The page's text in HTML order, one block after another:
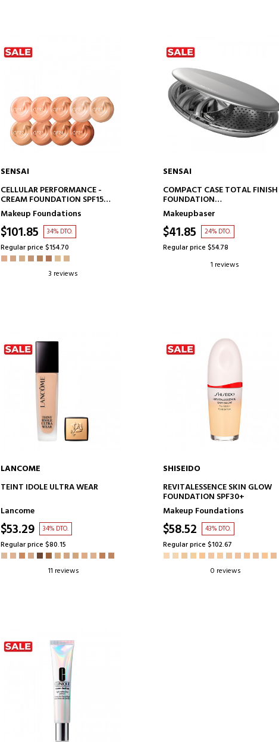
ADD TO CART
SENSAI
CELLULAR PERFORMANCE -
CREAM FOUNDATION SPF15
ANTI-AGING CREME MED
MAKEUP
Makeup Foundations
$101.85 34% DTO.
Regular price $154.70
3 reviews
ADD TO CART
SENSAI
COMPACT CASE TOTAL FINISH
FOUNDATION
MAKEUP-BASISETUI
Makeupbaser
$41.85 24% DTO.
Regular price $54.78
1 reviews
ADD TO CART
LANCOME
TEINT IDOLE ULTRA WEAR
Lancome
$53.29 34% DTO.
Regular price $80.15
11 reviews
ADD TO CART
SHISEIDO
REVITALESSENCE SKIN GLOW
FOUNDATION SPF30+
Makeup Foundations
$58.52 43% DTO.
Regular price $102.67
0 reviews